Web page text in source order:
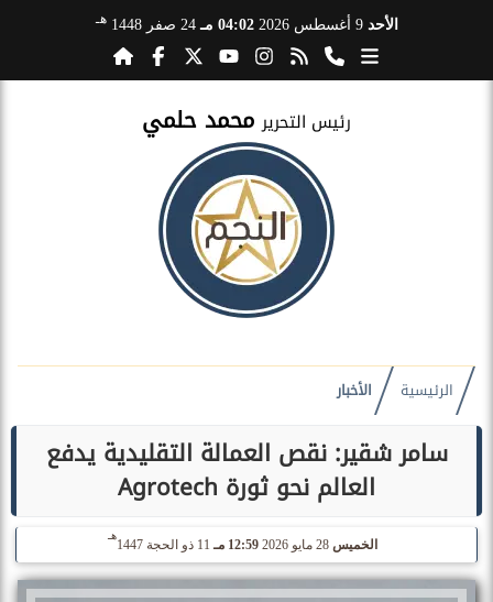
الأحد 9 أغسطس 2026 04:02 مـ 24 صفر 1448 هـ
رئيس التحرير محمد حلمي
الرئيسية الأخبار
سامر شقير: نقص العمالة التقليدية يدفع
العالم نحو ثورة Agrotech
الخميس 28 مايو 2026 12:59 مـ 11 ذو الحجة 1447
هـ